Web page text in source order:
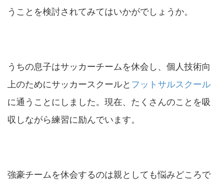
うことを検討されてみてはいかがでしょうか。
うちの息子はサッカーチームを休会し、個人技術向
上のためにサッカースクールと フットサルスクール
に通うことにしました。現在、たくさんのことを吸
収しながら練習に励んでいます。
強豪チームを休会するのは親としても悩みどころで